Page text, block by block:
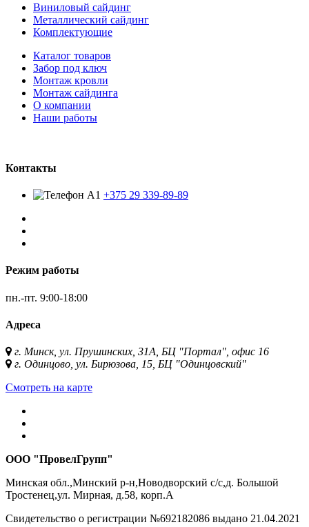
Виниловый сайдинг
Металлический сайдинг
Комплектующие
Каталог товаров
Забор под ключ
Монтаж кровли
Монтаж сайдинга
О компании
Наши работы
Контакты
+375 29 339-89-89
Режим работы
пн.-пт. 9:00-18:00
Адреса
г. Минск, ул. Прушинских, 31А, БЦ "Портал", офис 16
г. Одинцово, ул. Бирюзова, 15, БЦ "Одинцовский"
Смотреть на карте
ООО "ПровелГрупп"
Минская обл.,Минский р-н,Новодворский с/с,д. Большой
Тростенец,ул. Мирная, д.58, корп.А
Свидетельство о регистрации №692182086 выдано 21.04.2021